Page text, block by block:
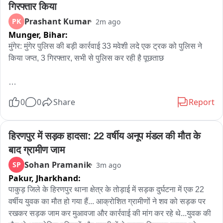
गिरफ्तार किया
PK Prashant Kumar 2m ago
Munger, Bihar:
मुंगेर: मुंगेर पुलिस की बड़ी कार्रवाई 33 मवेशी लदे एक ट्रक को पुलिस ने
किया जप्त, 3 गिरफ्तार, सभी से पुलिस कर रही है पूछताछ
के समीप 33 मवेशियों से लदे एक ट्रक को जप्त कर लिया छापेमारी के दौरान
दौरान पुलिस ने 33 भैंस बरामद की है। जिसमें तीन से चार मवेशी मृत पाए गए
हैं। पुलिस ने सभी आरोपित को न्यायिक हिरासत में लेकर पूछताछ कर रही
है। जबकि बरामद मवेशी और ट्रक को कब्जे में लेकर पुलिस आगे की
कार्रवाई शुरू कर दी है। एसपी सैयद इमरान मसूद ने बताया कि मुफस्सिल
थाना अध्यक्ष को गुप्त सूचना मिली कि पशु तस्कर ट्रक के जरिए बड़ी संख्या
में मवेशी की खेप लेकर गुजरने वाले हैं। इसी सूचना के आधार पर मुफस्सिल
थाना के पुलिस और जिला आसूचना इकाई की संयुक्त टीम ने श्री कृष्णा सेतु
पर विशेष वाहन जांच अभियान चलाया। जांच के दौरान संदिग्ध ट्रक को
0 0 Share Report
हिरणपुर में सड़क हादसा: 22 वर्षीय अनूप मंडल की मौत के
बाद ग्रामीण जाम
SP Sohan Pramanik 3m ago
Pakur, Jharkhand:
पाकुड़ जिले के हिरणपुर थाना क्षेत्र के तोड़ाई में सड़क दुर्घटना में एक 22
वर्षीय युवक का मौत हो गया हैं... आक्रोशित ग्रामीणों ने शव को सड़क पर
रखकर सड़क जाम कर मुआवजा और कार्रवाई की मांग कर रहे थे...युवक की